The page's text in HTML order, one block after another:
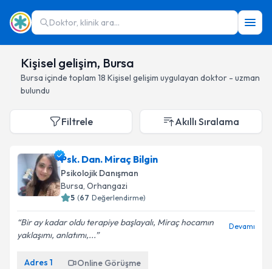
Doktor, klinik ara...
Kişisel gelişim, Bursa
Bursa içinde toplam 18 Kişisel gelişim uygulayan doktor - uzman
bulundu
Filtrele Akıllı Sıralama
Psk. Dan. Miraç Bilgin
Psikolojik Danışman
Bursa, Orhangazi
5 (67 Değerlendirme)
Bir ay kadar oldu terapiye başlayalı, Miraç hocamın
yaklaşımı, anlatımı,...
Devamı
Adres 1 Online Görüşme